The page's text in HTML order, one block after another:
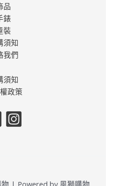
品
錶
裝
須知
我們
須知
政策